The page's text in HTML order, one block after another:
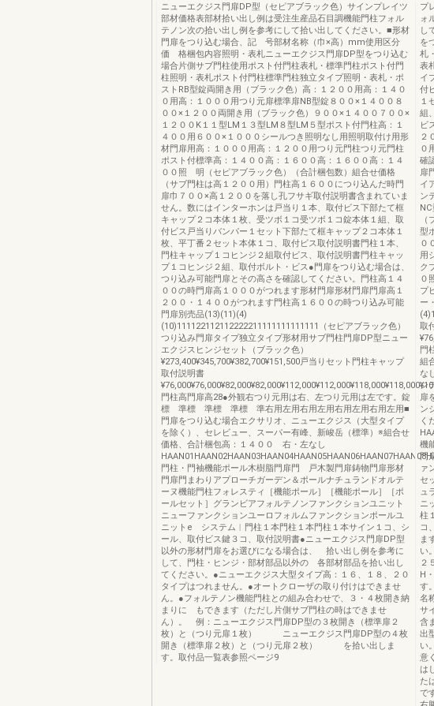
ニューエクジス門扉DP型（セピアブラック色）サインプレイツ
部材価格表部材拾い出し例は受注生産品石目調機能門柱フォル
テノン次の拾い出し例を参考にして拾い出してください。■形材
門扉をつり込む場合、記 号部材名称（巾×高）mm使用区分
価 格梱包内容照明・表札ニューエクジス門扉DP型をつり込む
場合片側サブ門柱使用ポスト付門柱表札・標準門柱ポスト付門
柱照明・表札ポスト付門柱標準門柱独立タイプ照明・表札・ポ
ストRB型錠両開き用（ブラック色）高：１２００用高：１４０
０用高：１０００用つり元扉標準扉NB型錠８００×１４００８
００×１２００両開き用（ブラック色）９００×１４００７００×
１２００K１１型LM１３型LM８型LM５型ポスト付門柱高：１
４００用６００×１０００シールつき照明なし用照明取付け用形
材門扉用高：１０００用高：１２００用つり元門柱つり元門柱
ポスト付標準高：１４００高：１６００高：１６００高：１４
００照 明（セピアブラック色）（合計梱包数）組合せ価格
（サブ門柱は高１２００用）門柱高１６００につり込んだ時門
扉巾７００×高１２００を落し孔フサギ取付説明書含まれていま
せん。数にはインターホンは戸当り１本、取付ビス下部たて框
キャップ２コ本体１枚、受ツボ１コ受ツボ１コ錠本体１組、取
付ビス戸当りバンパー１セット下部たて框キャップ２コ本体１
枚、平丁番２セット本体１コ、取付ビス取付説明書門柱１本、
門柱キャップ１コヒンジ２組取付ビス、取付説明書門柱キャッ
プ１コヒンジ２組、取付ボルト・ビス●門扉をつり込む場合は、
つり込み可能門扉とその高さを確認してください。門柱高１４
００の時門扉高１０００がつれます形材門扉形材門扉門扉高１
２００・１４００がつれます門柱高１６００の時つり込み可能
門扉別売品(13)(11)(4)
(10)111122112112222211111111111111（セピアブラック色）
つり込み門扉タイプ独立タイプ形材用サブ門柱門扉DP型ニュー
エクジスヒンジセット（ブラック色）
¥273,400¥345,700¥382,700¥151,500戸当りセット門柱キャップ
取付説明書
門柱高門扉高28●外観右つり元用は右、左つり元用は左です。錠
標 準標 準標 準標 準右用左用右用左用右用左用右用左用■
門扉をつり込む場合エクサリオ、ニューエクジス（大型タイプ
を除く）、セレビュー、スーパー有峰、新峻岳（標準）※組合せ
価格、合計梱包高：１４００ 右・左なし
門柱・門袖機能ポール木樹脂門扉門 戸木製門扉鋳物門扉形材
門扉門まわりアプローチガーデン＆ポールナチュランドオルテ
ーヌ機能門柱フォレスティ［機能ポール］［機能ポール］［ポ
ールセット］グランビアフォルテノンファンクションユニット
ニューファンクションユーロフォルムファンクションポールユ
ニットe システム︱門柱１本門柱１本門柱１本サイン１コ、シ
ール、取付ビス鍵３コ、取付説明書●ニューエクジス門扉DP型
以外の形材門扉をお選びになる場合は、 拾い出し例を参考に
して、門柱・ヒンジ・部材部品以外の 各部材部品を拾い出し
てください。●ニューエクジス大型タイプ高：１６、１８、２０
タイプはつれません。●オートクローザの取り付けはできませ
ん。●フォルテノン機能門柱との組み合わせで、３・４枚開き納
まりに もできます（ただし片側サブ門柱の時はできませ
ん）。 例：ニューエクジス門扉DP型の３枚開き（標準扉２
枚）と（つり元扉１枚） ニューエクジス門扉DP型の４枚
開き（標準扉２枚）と（つり元扉２枚） を拾い出しま
す。取付品一覧表参照ページ9
プ
ォ
し
を
札
表
イ
付
１
組
ビ
２
０
確
扉
イ
ン
型
０
用
ク
０
プ
ー
取
門
組
な
ン
扉
ン
く
機
門
ァ
セ
ュ
ニ
柱
コ
ま
い
２
H
す
名
サ
含
出
い
意
は
た
で